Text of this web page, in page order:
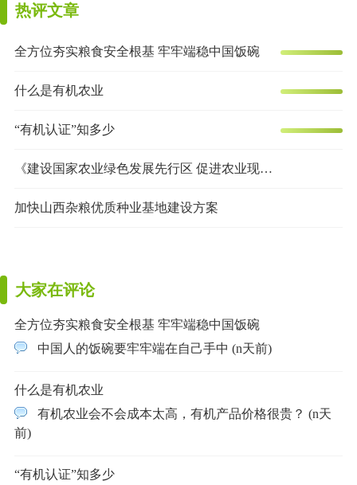
热评文章
全方位夯实粮食安全根基 牢牢端稳中国饭碗
什么是有机农业
“有机认证”知多少
《建设国家农业绿色发展先行区 促进农业现代化示范区全面绿色转型实施方案》
加快山西杂粮优质种业基地建设方案
大家在评论
全方位夯实粮食安全根基 牢牢端稳中国饭碗
中国人的饭碗要牢牢端在自己手中 (n天前)
什么是有机农业
有机农业会不会成本太高，有机产品价格很贵？ (n天
前)
“有机认证”知多少